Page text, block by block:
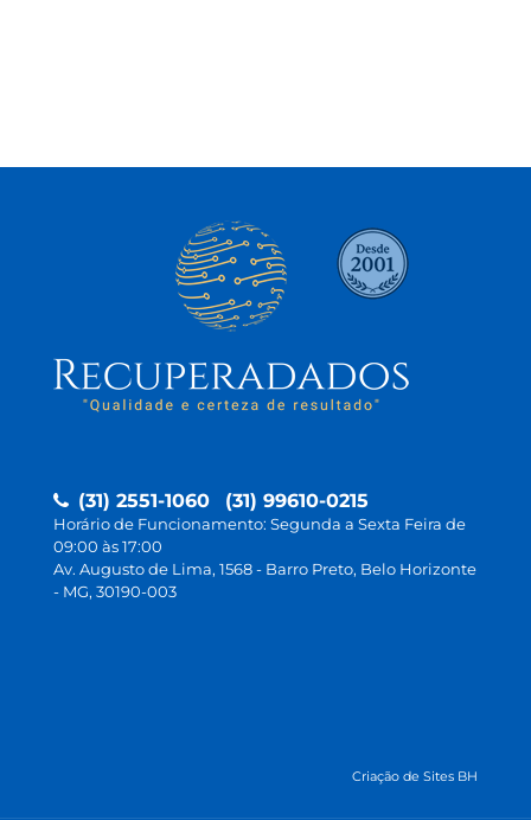
(31) 2551-1060 (31) 99610-0215
Horário de Funcionamento: Segunda a Sexta Feira de
09:00 às 17:00
Av. Augusto de Lima, 1568 - Barro Preto, Belo Horizonte
- MG, 30190-003
Criação de Sites BH